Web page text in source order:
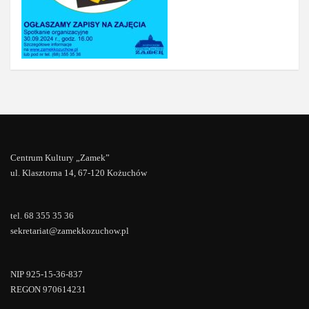
Centrum Kultury „Zamek”
ul. Klasztorna 14, 67-120 Kożuchów
tel. 68 355 35 36
sekretariat@zamekkozuchow.pl
NIP 925-15-36-837
REGON 970614231